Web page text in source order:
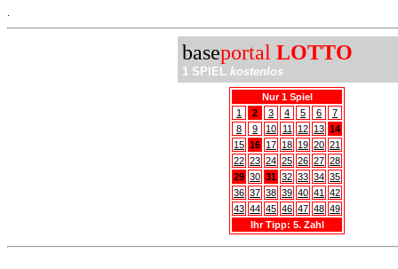
baseportal LOTTO
1 SPIEL kostenlos
Nur 1 Spiel
1
2 3 4 5 6
7
8
9 10 11 12 13 14
15 16 17 18 19 20 21
22 23 24 25 26 27 28
29 30 31 32 33 34 35
36 37 38 39 40 41
42
43 44 45 46 47 48 49
Ihr Tipp: 5. Zahl